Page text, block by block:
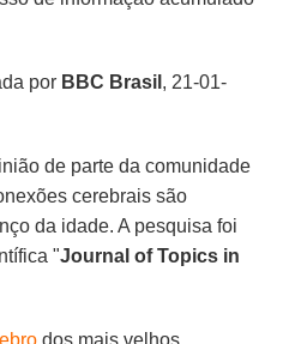
por BBC Brasil , 21-01-
de parte da comunidade
cerebrais são
da idade. A pesquisa foi
"Journal of Topics in
dos mais velhos